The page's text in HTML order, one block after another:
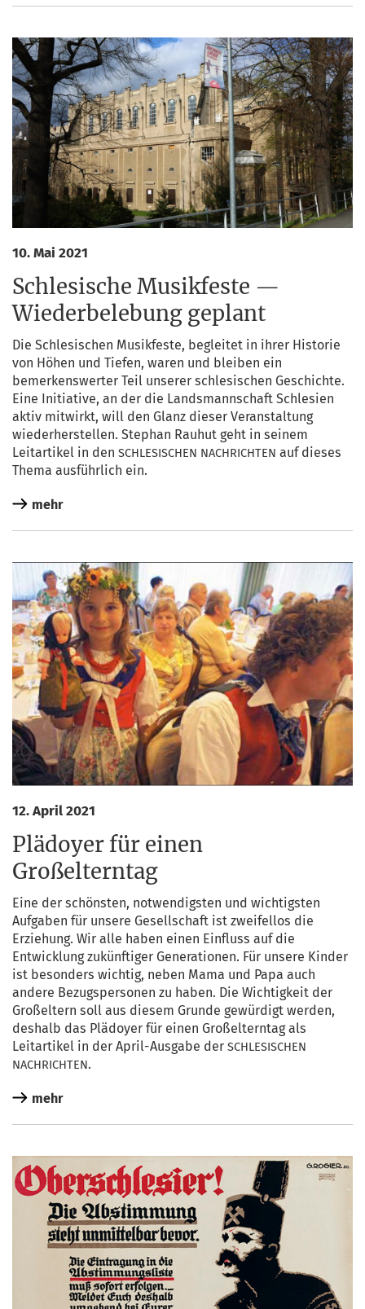
10. Mai 2021
Schlesische Musikfeste —
Wiederbelebung geplant
Die Schle­si­schen Musik­fes­te, beglei­tet in ihrer His­to­rie
von Höhen und Tie­fen, waren und blei­ben ein
bemer­kens­wer­ter Teil unse­rer schle­si­schen Geschich­te.
Eine Initia­ti­ve, an der die Lands­mann­schaft Schle­si­en
aktiv mit­wirkt, will den Glanz die­ser Ver­an­stal­tung
wie­der­her­stel­len. Ste­phan Rau­hut geht in sei­nem
Leit­ar­ti­kel in den SCHLESISCHEN NACHRICHTEN auf die­ses
The­ma aus­führ­lich ein.
mehr
12. April 2021
Plädoyer für einen
Großelterntag
Eine der schöns­ten, not­wen­digs­ten und wich­tigs­ten
Auf­ga­ben für unse­re Gesell­schaft ist zwei­fel­los die
Erzie­hung. Wir alle haben einen Ein­fluss auf die
Ent­wick­lung zukünf­ti­ger Gene­ra­tio­nen. Für unse­re Kin­der
ist beson­ders wich­tig, neben Mama und Papa auch
ande­re Bezugs­per­so­nen zu haben. Die Wich­tig­keit der
Groß­el­tern soll aus die­sem Grun­de gewür­digt wer­den,
des­halb das Plä­doy­er für einen Groß­el­tern­tag als
Leit­ar­ti­kel in der April-Aus­ga­be der SCHLESISCHEN
NACHRICHTEN.
mehr